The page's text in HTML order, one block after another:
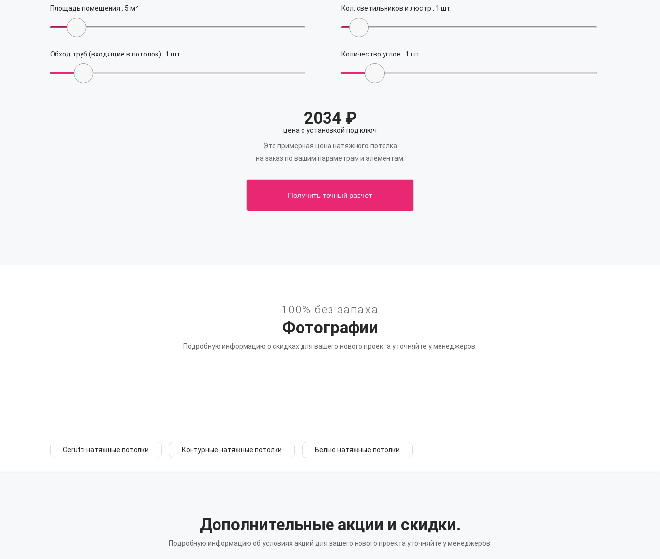
Площадь помещения : 5 м² Кол. светильников и люстр : 1 шт.
Обход труб (входящие в потолок) : 1 шт. Количество углов : 1 шт.
2034 ₽
цена с установкой под ключ
Это примерная цена натяжного потолка
на заказ по вашим параметрам и элементам.
Получить точный расчет
100% без запаха
Фотографии
Подробную информацию о скидках для вашего нового проекта уточняйте у менеджеров.
Cerutti натяжные потолки Контурные натяжные потолки Белые натяжные потолки
Дополнительные акции и скидки.
Подробную информацию об условиях акций для вашего нового проекта уточняйте у менеджеров.